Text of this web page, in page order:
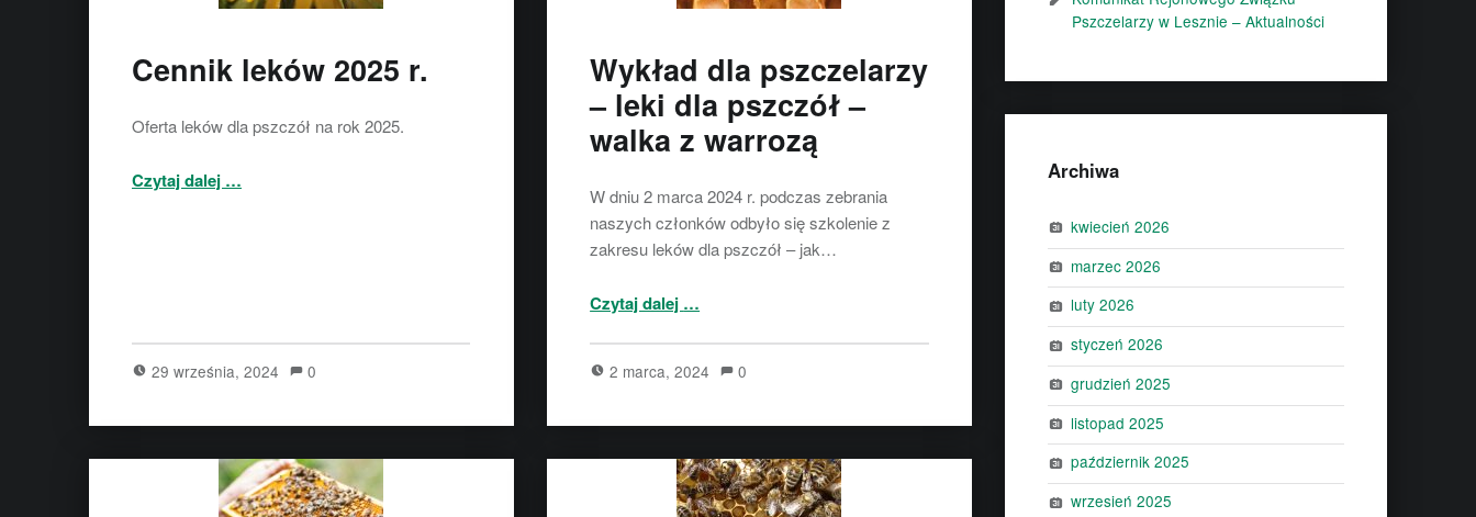
Cennik leków 2025 r.
Oferta leków dla pszczół na rok 2025.
Czytaj dalej …
29 września, 2024 0
Wykład dla pszczelarzy
– leki dla pszczół –
walka z warrozą
W dniu 2 marca 2024 r. podczas zebrania
naszych członków odbyło się szkolenie z
zakresu leków dla pszczół – jak…
Czytaj dalej …
2 marca, 2024 0
Pszczelarzy w Lesznie – Aktualności
Archiwa
kwiecień 2026
marzec 2026
luty 2026
styczeń 2026
grudzień 2025
listopad 2025
październik 2025
wrzesień 2025